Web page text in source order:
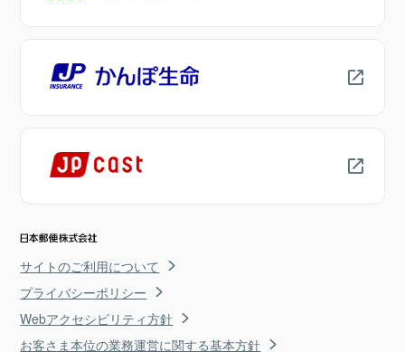
サイトのご利用について
プライバシーポリシー
Webアクセシビリティ方針
お客さま本位の業務運営に関する基本方針